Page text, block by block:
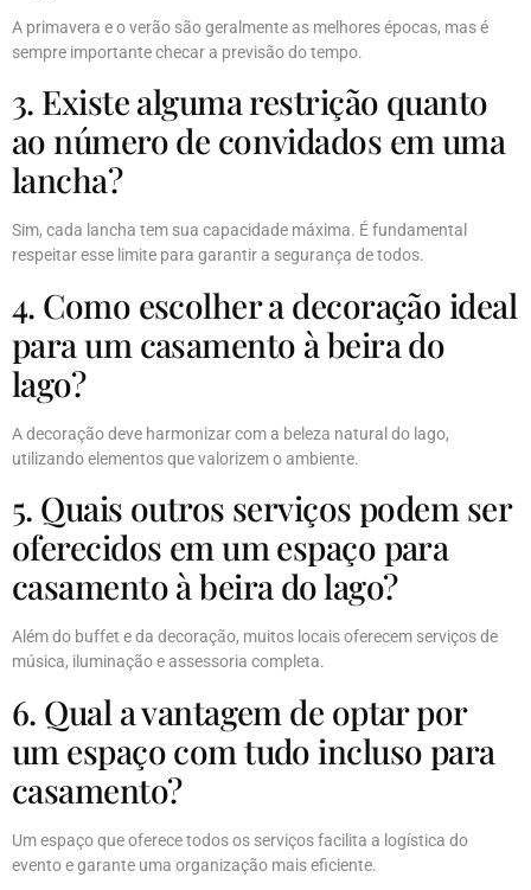
A primavera e o verão são geralmente as melhores épocas, mas é
sempre importante checar a previsão do tempo.
3. Existe alguma restrição quanto
ao número de convidados em uma
lancha?
Sim, cada lancha tem sua capacidade máxima. É fundamental
respeitar esse limite para garantir a segurança de todos.
4. Como escolher a decoração ideal
para um casamento à beira do
lago?
A decoração deve harmonizar com a beleza natural do lago,
utilizando elementos que valorizem o ambiente.
5. Quais outros serviços podem ser
oferecidos em um espaço para
casamento à beira do lago?
Além do buffet e da decoração, muitos locais oferecem serviços de
música, iluminação e assessoria completa.
6. Qual a vantagem de optar por
um espaço com tudo incluso para
casamento?
Um espaço que oferece todos os serviços facilita a logística do
evento e garante uma organização mais eficiente.